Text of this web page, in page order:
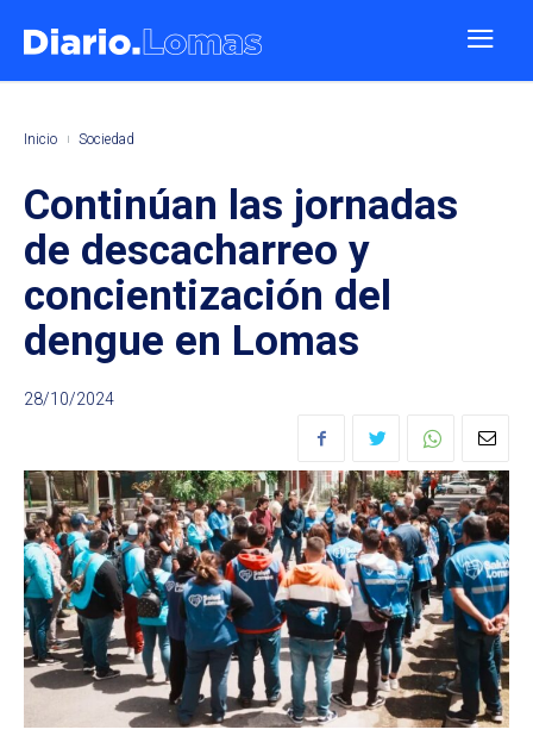
Inicio Sociedad
Continúan las jornadas
de descacharreo y
concientización del
dengue en Lomas
28/10/2024